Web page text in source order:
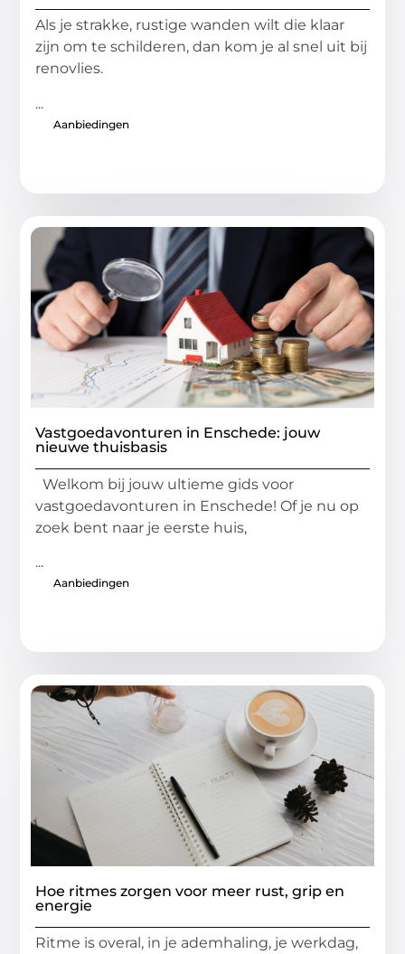
Als je strakke, rustige wanden wilt die klaar
zijn om te schilderen, dan kom je al snel uit bij
renovlies.
...
Aanbiedingen
Vastgoedavonturen in Enschede: jouw
nieuwe thuisbasis
Welkom bij jouw ultieme gids voor
vastgoedavonturen in Enschede! Of je nu op
zoek bent naar je eerste huis,
...
Aanbiedingen
Hoe ritmes zorgen voor meer rust, grip en
energie
Ritme is overal, in je ademhaling, je werkdag,